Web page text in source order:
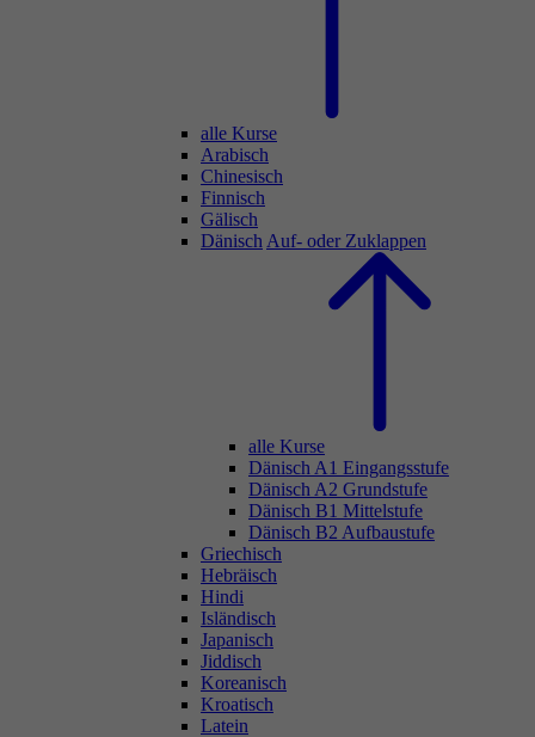
alle Kurse
Arabisch
Chinesisch
Finnisch
Gälisch
Dänisch Auf- oder Zuklappen
alle Kurse
Dänisch A1 Eingangsstufe
Dänisch A2 Grundstufe
Dänisch B1 Mittelstufe
Dänisch B2 Aufbaustufe
Griechisch
Hebräisch
Hindi
Isländisch
Japanisch
Jiddisch
Koreanisch
Kroatisch
Latein